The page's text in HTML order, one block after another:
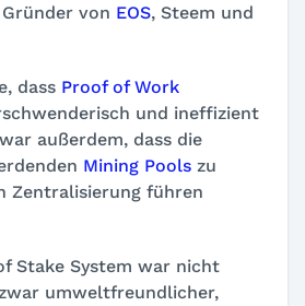
von EOS, Steem und
dass Proof of Work
und ineffizient
außerdem, dass die
Mining Pools zu
Zentralisierung führen
Stake System war nicht
umweltfreundlicher,